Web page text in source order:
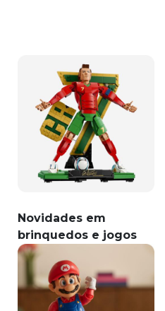
Novidades em
brinquedos e jogos